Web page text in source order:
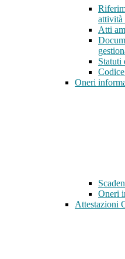
attività
Atti
Statuti
Oneri
Oneri
Attestazioni